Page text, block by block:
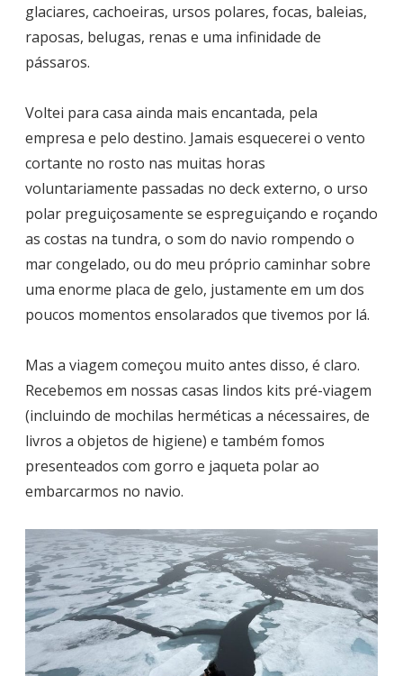
glaciares, cachoeiras, ursos polares, focas, baleias,
raposas, belugas, renas e uma infinidade de
pássaros.
Voltei para casa ainda mais encantada, pela
empresa e pelo destino. Jamais esquecerei o vento
cortante no rosto nas muitas horas
voluntariamente passadas no deck externo, o urso
polar preguiçosamente se espreguiçando e roçando
as costas na tundra, o som do navio rompendo o
mar congelado, ou do meu próprio caminhar sobre
uma enorme placa de gelo, justamente em um dos
poucos momentos ensolarados que tivemos por lá.
Mas a viagem começou muito antes disso, é claro.
Recebemos em nossas casas lindos kits pré-viagem
(incluindo de mochilas herméticas a nécessaires, de
livros a objetos de higiene) e também fomos
presenteados com gorro e jaqueta polar ao
embarcarmos no navio.